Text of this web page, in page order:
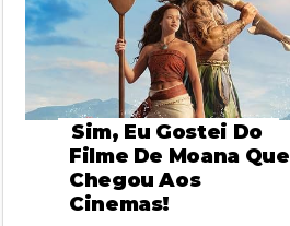
Sim, Eu Gostei Do
Filme De Moana Que
Chegou Aos
Cinemas!